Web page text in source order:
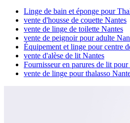
Linge de bain et éponge pour
vente d'housse de couette Nantes
vente de linge de toilette Nantes
vente de peignoir pour adulte
Équipement et linge pour centre
vente d'alèse de lit Nantes
Fournisseur en parures de lit
vente de linge pour thalasso